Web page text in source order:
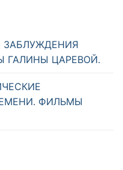
ЗАБЛУЖДЕНИЯ
ГАЛИНЫ ЦАРЕВОЙ.
ФИЛЬМЫ